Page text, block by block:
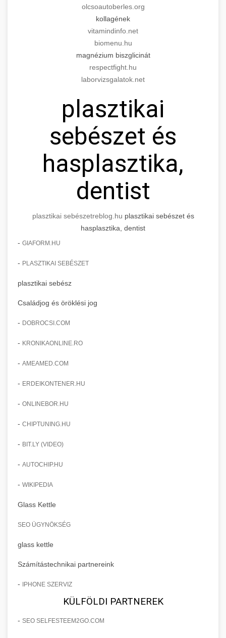
olcsoautoberles.org
kollagének
vitamindinfo.net
biomenu.hu
magnézium biszglicinát
respectfight.hu
laborvizsgalatok.net
plasztikai
sebészet és
hasplasztika,
dentist
plasztikai sebészetreblog.hu plasztikai sebészet és
hasplasztika, dentist
- GIAFORM.HU
- PLASZTIKAI SEBÉSZET
plasztikai sebész
Családjog és öröklési jog
- DOBROCSI.COM
- KRONIKAONLINE.RO
- AMEAMED.COM
- ERDEIKONTENER.HU
- ONLINEBOR.HU
- CHIPTUNING.HU
- BIT.LY (VIDEO)
- AUTOCHIP.HU
- WIKIPEDIA
Glass Kettle
SEO ÜGYNÖKSÉG
glass kettle
Számítástechnikai partnereink
- IPHONE SZERVIZ
KÜLFÖLDI PARTNEREK
- SEO SELFESTEEM2GO.COM